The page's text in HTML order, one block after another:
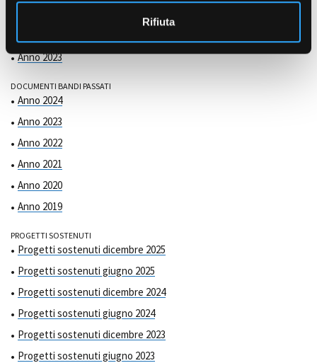
Rifiuta
Anno 2023
DOCUMENTI BANDI PASSATI
Anno 2024
Anno 2023
Anno 2022
Anno 2021
Anno 2020
Anno 2019
PROGETTI SOSTENUTI
Progetti sostenuti dicembre 2025
Progetti sostenuti giugno 2025
Progetti sostenuti dicembre 2024
Progetti sostenuti giugno 2024
Progetti sostenuti dicembre 2023
Progetti sostenuti giugno 2023